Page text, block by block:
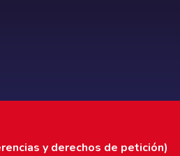
y derechos de petición)